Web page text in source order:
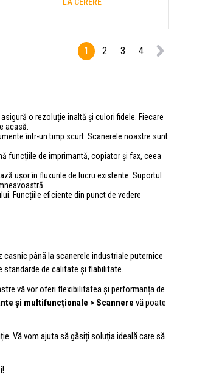
LA CERERE
1 2 3 4
o rezoluție înaltă și culori fidele. Fiecare
acasă.
într-un timp scurt. Scanerele noastre sunt
funcțiile de imprimantă, copiator și fax, ceea
ușor în fluxurile de lucru existente. Suportul
Funcțiile eficiente din punct de vedere
până la scanerele industriale puternice
de calitate și fiabilitate.
vă vor oferi flexibilitatea și performanța de
și multifuncționale > Scannere vă poate
Vă vom ajuta să găsiți soluția ideală care să